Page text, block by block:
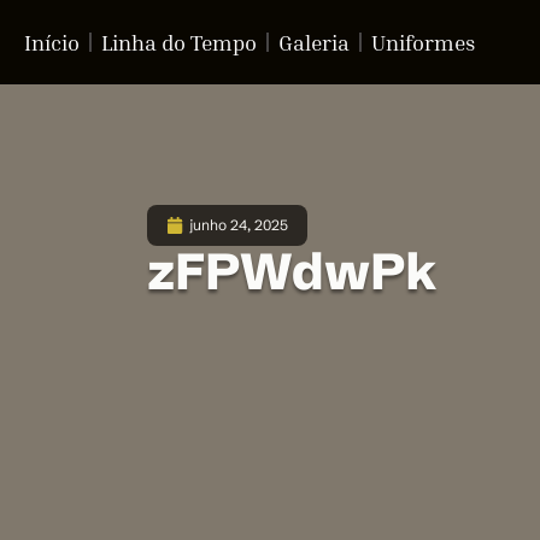
Início Linha do Tempo Galeria Uniformes
junho 24, 2025
zFPWdwPk